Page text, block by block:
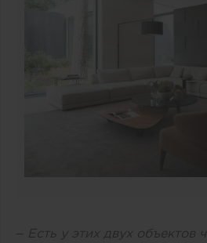
– Есть у этих двух объектов